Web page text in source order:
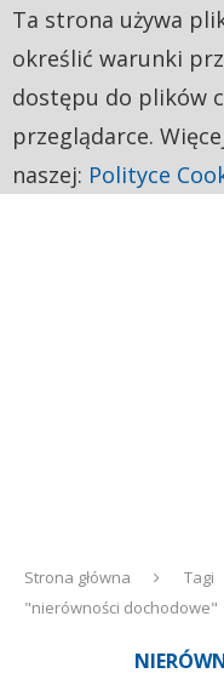
Strona główna Tagi
"nierówności dochodowe"
Ta strona używa
określić warunki
dostępu do plików
przeglądarce.
naszej: Polityce